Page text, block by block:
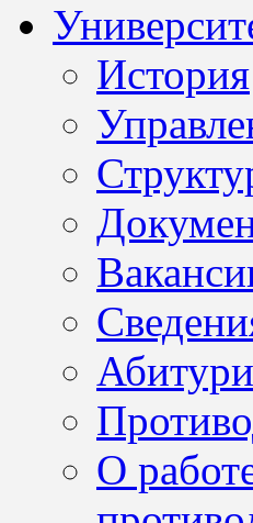
История
О